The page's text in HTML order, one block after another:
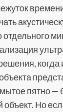
отдельного
пятно —
Но